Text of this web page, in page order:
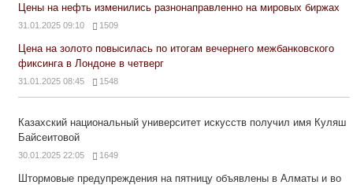
Цены на нефть изменились разнонаправленно на мировых биржах
31.01.2025 09:10 1509
Цена на золото повысилась по итогам вечернего межбанковского
фиксинга в Лондоне в четверг
31.01.2025 08:45 1548
Казахский национальный университет искусств получил имя Куляш
Байсеитовой
30.01.2025 22:05 1649
Штормовые предупреждения на пятницу объявлены в Алматы и во